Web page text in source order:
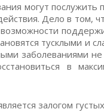
могут послужить
Дело в том,
тусклыми и
заболеваниями
в
залогом